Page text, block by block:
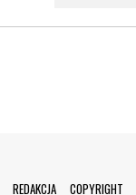
REDAKCJA COPYRIGHT